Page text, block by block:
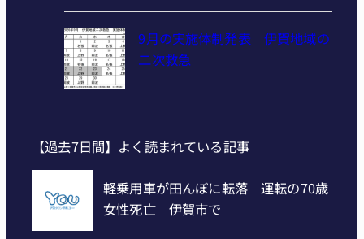
9月の実施体制発表 伊賀地域の
二次救急
【過去7日間】よく読まれている記事